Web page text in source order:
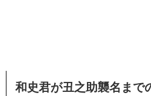
和史君が丑之助襲名まで